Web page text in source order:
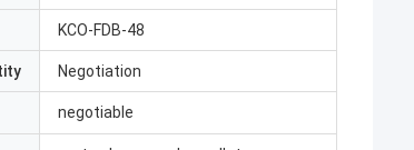
KCO-FDB-48
Negotiation
negotiable